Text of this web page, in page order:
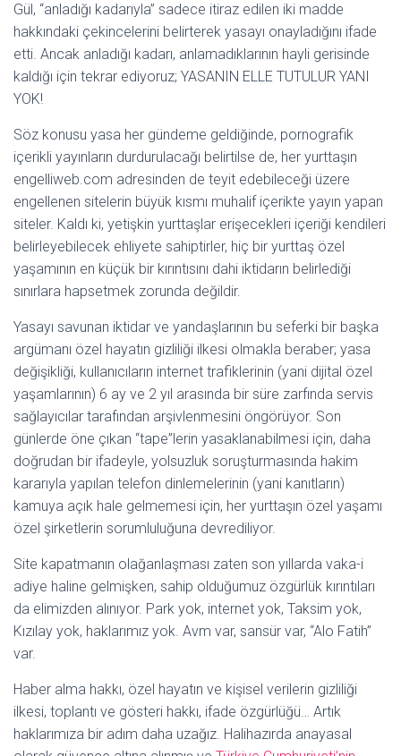
Gül, “anladığı kadarıyla” sadece itiraz edilen iki madde
hakkındaki çekincelerini belirterek yasayı onayladığını ifade
etti. Ancak anladığı kadarı, anlamadıklarının hayli gerisinde
kaldığı için tekrar ediyoruz; YASANIN ELLE TUTULUR YANI
YOK!
Söz konusu yasa her gündeme geldiğinde, pornografik
içerikli yayınların durdurulacağı belirtilse de, her yurttaşın
engelliweb.com adresinden de teyit edebileceği üzere
engellenen sitelerin büyük kısmı muhalif içerikte yayın yapan
siteler. Kaldı ki, yetişkin yurttaşlar erişecekleri içeriği kendileri
belirleyebilecek ehliyete sahiptirler, hiç bir yurttaş özel
yaşamının en küçük bir kırıntısını dahi iktidarın belirlediği
sınırlara hapsetmek zorunda değildir.
Yasayı savunan iktidar ve yandaşlarının bu seferki bir başka
argümanı özel hayatın gizliliği ilkesi olmakla beraber; yasa
değişikliği, kullanıcıların internet trafiklerinin (yani dijital özel
yaşamlarının) 6 ay ve 2 yıl arasında bir süre zarfında servis
sağlayıcılar tarafından arşivlenmesini öngörüyor. Son
günlerde öne çıkan “tape”lerin yasaklanabilmesi için, daha
doğrudan bir ifadeyle, yolsuzluk soruşturmasında hakim
kararıyla yapılan telefon dinlemelerinin (yani kanıtların)
kamuya açık hale gelmemesi için, her yurttaşın özel yaşamı
özel şirketlerin sorumluluğuna devrediliyor.
Site kapatmanın olağanlaşması zaten son yıllarda vaka-i
adiye haline gelmişken, sahip olduğumuz özgürlük kırıntıları
da elimizden alınıyor. Park yok, internet yok, Taksim yok,
Kızılay yok, haklarımız yok. Avm var, sansür var, “Alo Fatih”
var.
Haber alma hakkı, özel hayatın ve kişisel verilerin gizliliği
ilkesi, toplantı ve gösteri hakkı, ifade özgürlüğü… Artık
haklarımıza bir adım daha uzağız. Halihazırda anayasal